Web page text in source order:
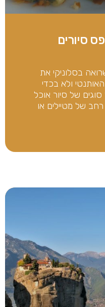
סיורים
בסלוניקי את
ולא בכדי
של סיור אוכל
רחב של מטיילים או